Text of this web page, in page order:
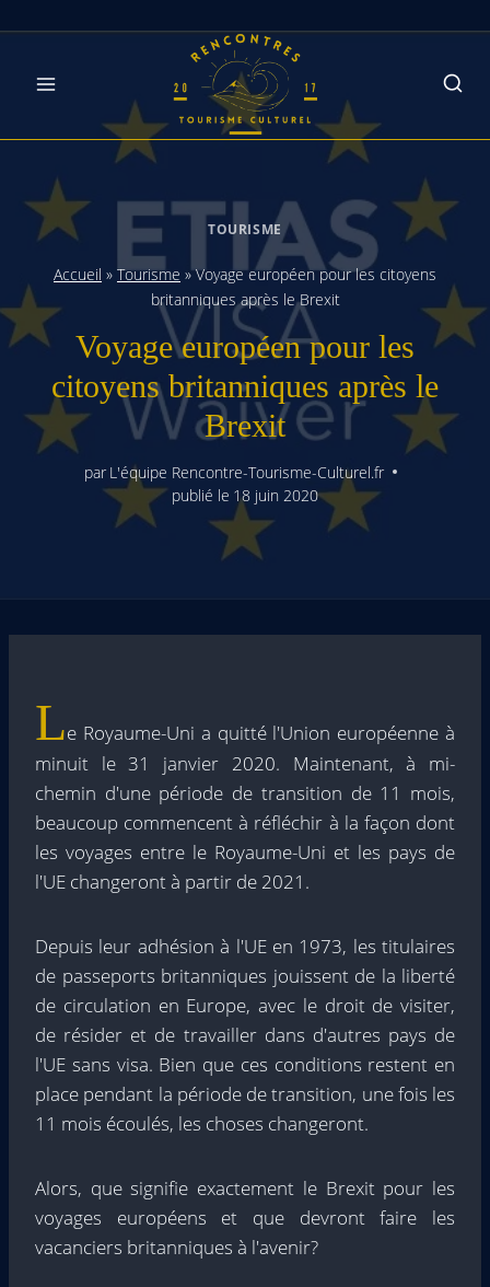
TOURISME
Accueil » Tourisme »Voyage européen pour les citoyens
britanniques après le Brexit
Voyage européen pour les
citoyens britanniques après le
Brexit
par L'équipe Rencontre-Tourisme-Culturel.fr
publié le 18 juin 2020
Le Royaume-Uni a quitté l'Union européenne à
minuit le 31 janvier 2020. Maintenant, à mi-
chemin d'une période de transition de 11 mois,
beaucoup commencent à réfléchir à la façon dont
les voyages entre le Royaume-Uni et les pays de
l'UE changeront à partir de 2021.
Depuis leur adhésion à l'UE en 1973, les titulaires
de passeports britanniques jouissent de la liberté
de circulation en Europe, avec le droit de visiter,
de résider et de travailler dans d'autres pays de
l'UE sans visa. Bien que ces conditions restent en
place pendant la période de transition, une fois les
11 mois écoulés, les choses changeront.
Alors, que signifie exactement le Brexit pour les
voyages européens et que devront faire les
vacanciers britanniques à l'avenir?